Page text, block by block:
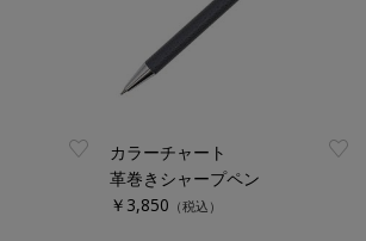
カラーチャート
革巻きシャープペン
￥3,850 （税込）